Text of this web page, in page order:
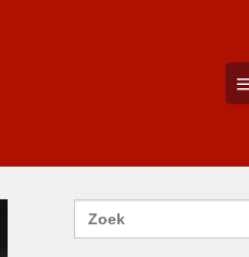
Zoek
naar: